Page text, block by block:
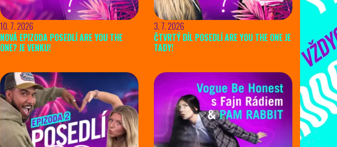
10. 7. 2026
NOVÁ EPIZODA POSEDLÍ ARE YOU THE
ONE? JE VENKU!
3. 7. 2026
ČTVRTÝ DÍL POSEDLÍ ARE YOU THE ONE JE
TADY!